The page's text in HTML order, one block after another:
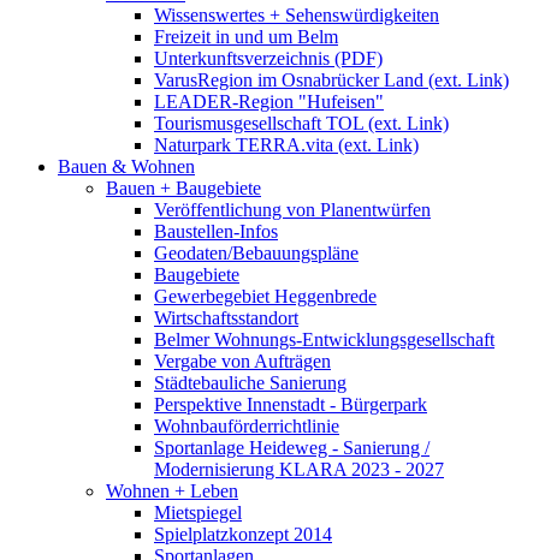
Wissenswertes + Sehenswürdigkeiten
Freizeit in und um Belm
Unterkunftsverzeichnis (PDF)
VarusRegion im Osnabrücker Land (ext. Link)
LEADER-Region "Hufeisen"
Tourismusgesellschaft TOL (ext. Link)
Naturpark TERRA.vita (ext. Link)
Bauen & Wohnen
Bauen + Baugebiete
Veröffentlichung von Planentwürfen
Baustellen-Infos
Geodaten/Bebauungspläne
Baugebiete
Gewerbegebiet Heggenbrede
Wirtschaftsstandort
Belmer Wohnungs-Entwicklungsgesellschaft
Vergabe von Aufträgen
Städtebauliche Sanierung
Perspektive Innenstadt - Bürgerpark
Wohnbauförderrichtlinie
Sportanlage Heideweg - Sanierung /
Modernisierung KLARA 2023 - 2027
Wohnen + Leben
Mietspiegel
Spielplatzkonzept 2014
Sportanlagen